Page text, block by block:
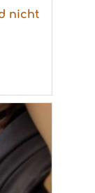
nicht